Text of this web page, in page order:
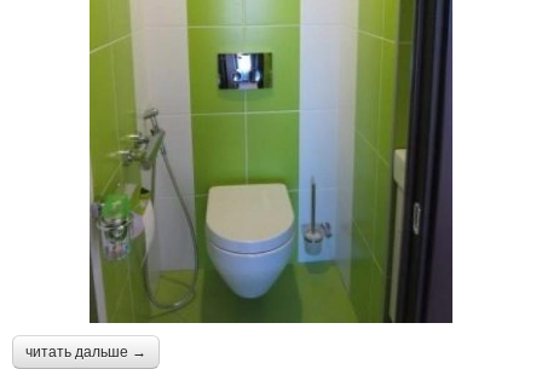
читать дальше →